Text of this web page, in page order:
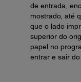
de entrada,
mostrado, até
que o lado
superior do
papel no
entrar e sair do